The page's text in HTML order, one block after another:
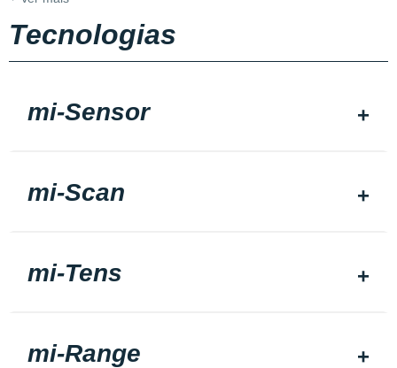
Tecnologias
mi-Sensor
mi-Scan
mi-Tens
mi-Range